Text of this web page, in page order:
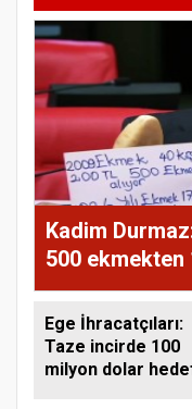
Kadim
500 ekmekten
Ege İhracatçıları:
Taze incirde 100
milyon dolar